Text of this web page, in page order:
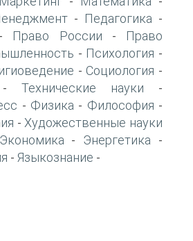
- Педагогика -
Право России -
Право
- Психология -
- Социология -
Технические науки -
- Физика - Философия -
- Художественные науки
Экономика - Энергетика -
- Языкознание -